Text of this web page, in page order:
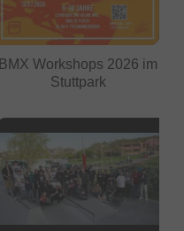
BMX Workshops 2026 im
Stuttpark